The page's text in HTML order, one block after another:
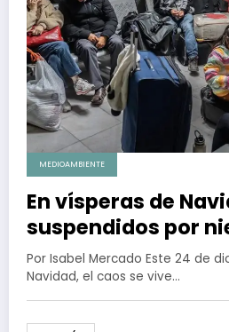
MEDIOAMBIENTE
En vísperas de
suspendidos por
revisión
pasajeros por
pirotecnia
Por Isabel Mercado Este 24 de
Navidad, el caos se vive…